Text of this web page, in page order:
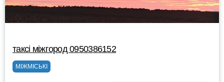
таксі міжгород 0950386152
МІЖМІСЬКІ